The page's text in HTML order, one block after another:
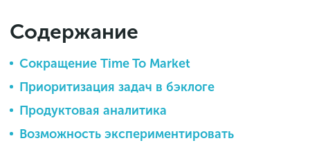
Содержание
Сокращение Time To Market
Приоритизация задач в бэклоге
Продуктовая аналитика
Возможность экспериментировать